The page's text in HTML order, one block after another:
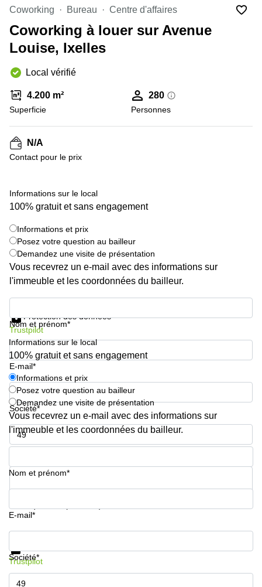
la
Neuve
Wavre
Centre
Anvers
Centre
Gand
Centre
d'affaires
Ville de
Bruxelles
Coworking
Ixelles
Namur
Coworking
Salle de
conférence
Bruxelles
Coworking Bureau Centre d'affaires
Coworking à louer sur Avenue
Louise, Ixelles
Local vérifié
4.200 m²
Superficie
280
Personnes
N/A
Contact pour le prix
Informations sur le local
100% gratuit et sans engagement
Informations et prix
Posez votre question au bailleur
Demandez une visite de présentation
Vous recevrez un e-mail avec des informations sur
l'immeuble et les coordonnées du bailleur.
Nom et prénom*
E-mail*
Société*
Numéro de téléphone*
Protection des données
Trustpilot
Informations sur le local
100% gratuit et sans engagement
Informations et prix
Posez votre question au bailleur
Demandez une visite de présentation
Vous recevrez un e-mail avec des informations sur
l'immeuble et les coordonnées du bailleur.
Nom et prénom*
E-mail*
Société*
Informations et prix
Trustpilot